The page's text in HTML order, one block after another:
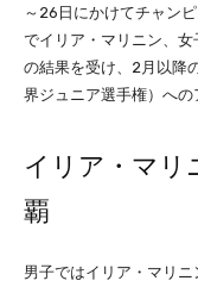
～26日にかけてチャン
でイリア・マリニン、
の結果を受け、2月以降
界ジュニア選手権）への
イリア・マリ
覇
男子ではイリア・マリ